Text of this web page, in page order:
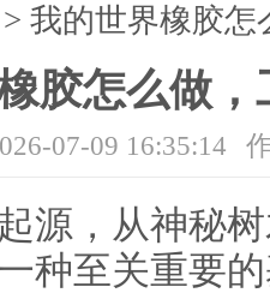
> 我的世界橡胶
胶怎么做
07-09 16:35:14
源，从神秘
种至关重要